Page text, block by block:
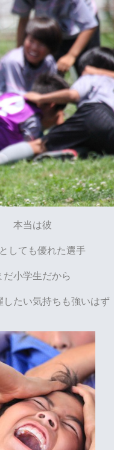
本当は彼
しても優れた選手
だ小学生だから
したい気持ちも強いはず